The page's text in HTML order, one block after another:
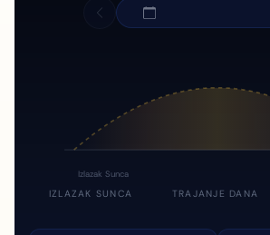
Izlazak Sunca
IZLAZAK SUNCA TRAJANJE DANA